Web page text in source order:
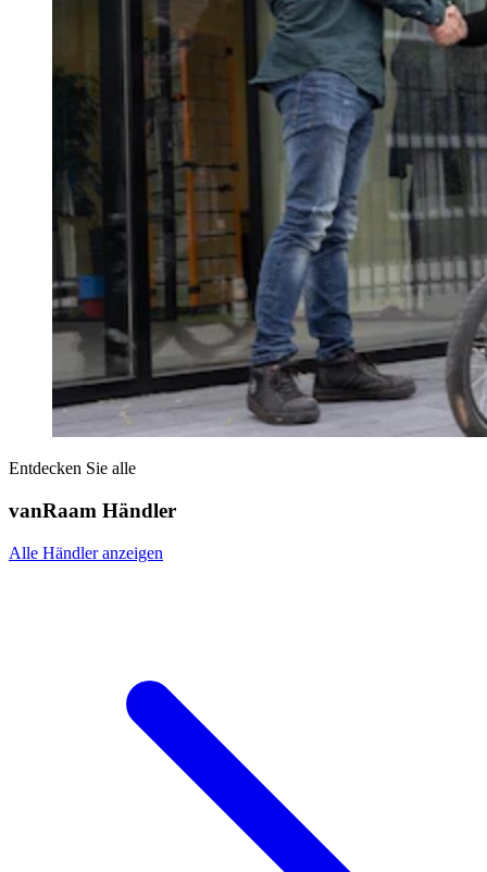
Entdecken Sie alle
vanRaam Händler
Alle Händler anzeigen